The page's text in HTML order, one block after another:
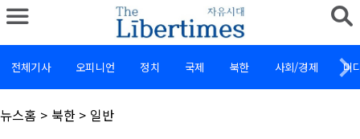
전체기사 오피니언 정치 국제 북한 사회/경제 미
채
널
뉴스홈 > 북한 > 일반